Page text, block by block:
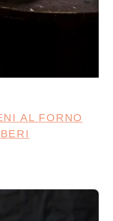
AL FORNO